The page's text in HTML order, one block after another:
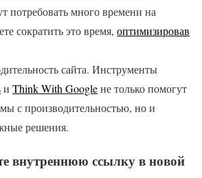
потребовать много времени на
сократить это время, оптимизировав
сайта. Инструменты
и Think With Googleне только помогут
с производительностью, но и
решения.
внутреннюю ссылку в новой